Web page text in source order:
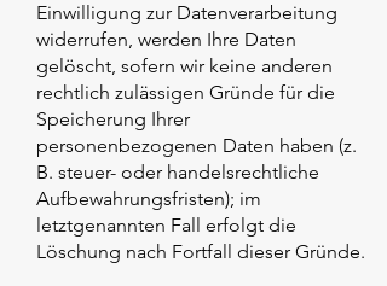
Einwilligung zur Datenverarbeitung
widerrufen, werden Ihre Daten
gelöscht, sofern wir keine anderen
rechtlich zulässigen Gründe für die
Speicherung Ihrer
personenbezogenen Daten haben (z.
B. steuer- oder handelsrechtliche
Aufbewahrungsfristen); im
letztgenannten Fall erfolgt die
Löschung nach Fortfall dieser Gründe.